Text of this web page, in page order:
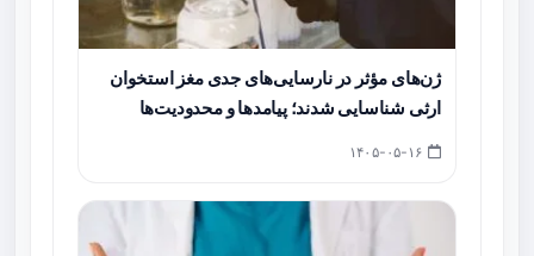
ژن‌های مؤثر در نارسایی‌های جدی مغز استخوان
ارثی شناسایی شدند؛ پیامدها و محدودیت‌ها